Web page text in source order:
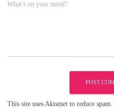
What's on your mind?
This site uses Akismet to reduce spam.